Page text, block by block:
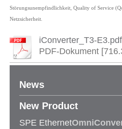
Störungsunempfindlichkeit, Quality of Service
Netzsicherheit.
iConverter_T3-E3.pdf
PDF-Dokument
News
New Product​
SPE Ethernet